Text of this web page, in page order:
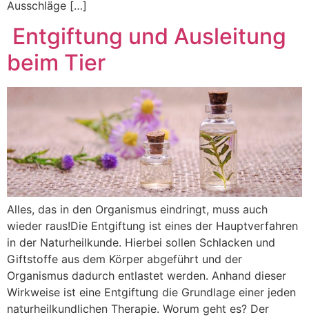
Ausschläge […]
Entgiftung und Ausleitung
beim Tier
Alles, das in den Organismus eindringt, muss auch
wieder raus!Die Entgiftung ist eines der Hauptverfahren
in der Naturheilkunde. Hierbei sollen Schlacken und
Giftstoffe aus dem Körper abgeführt und der
Organismus dadurch entlastet werden. Anhand dieser
Wirkweise ist eine Entgiftung die Grundlage einer jeden
naturheilkundlichen Therapie. Worum geht es? Der